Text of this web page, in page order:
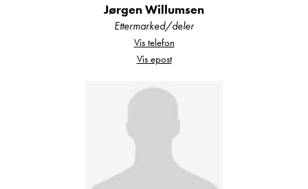
I kjøleskapet er det bare å fylle opp med det du
måtte ønske av mat- og drikkevarer.
På baderommet er det alt du trenger; her er det
toalett, servant, speil, oppbevaring og
Jørgen Willumsen
Ettermarked/deler
Vis telefon
Vis epost